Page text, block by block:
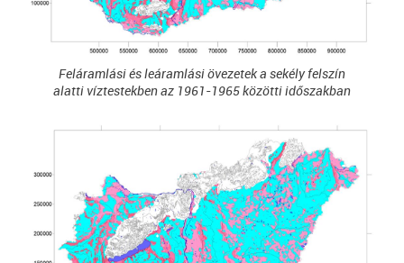
Feláramlási és leáramlási övezetek a sekély felszín
alatti víztestekben az 1961-1965 közötti időszakban